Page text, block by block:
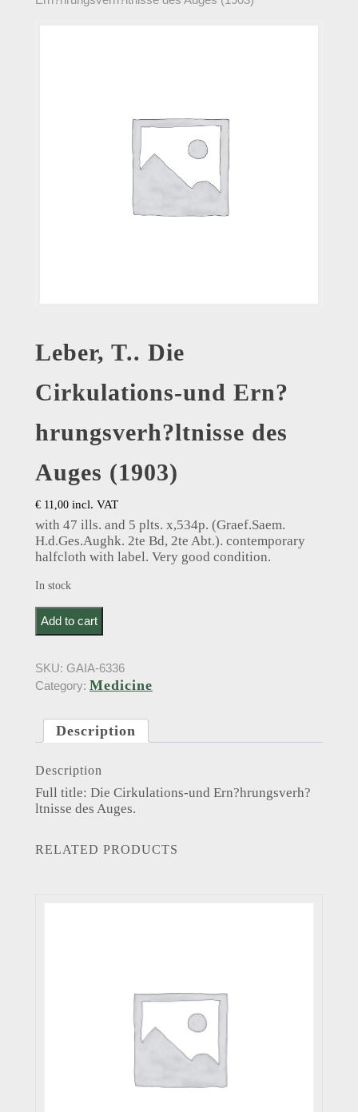
Leber, T.. Die
Cirkulations-und Ern?
hrungsverh?ltnisse des
Auges (1903)
€ 11,00 incl. VAT
with 47 ills. and 5 plts. x,534p. (Graef.Saem.
H.d.Ges.Aughk. 2te Bd, 2te Abt.). contemporary
halfcloth with label. Very good condition.
In stock
Leber, T.. Die Cirkulations-und Ern?hrungsverh?ltnisse
des Auges (1903) quantity
Add to cart
SKU: GAIA-6336
Category: Medicine
Description
Description
Full title: Die Cirkulations-und Ern?hrungsverh?
ltnisse des Auges.
RELATED PRODUCTS